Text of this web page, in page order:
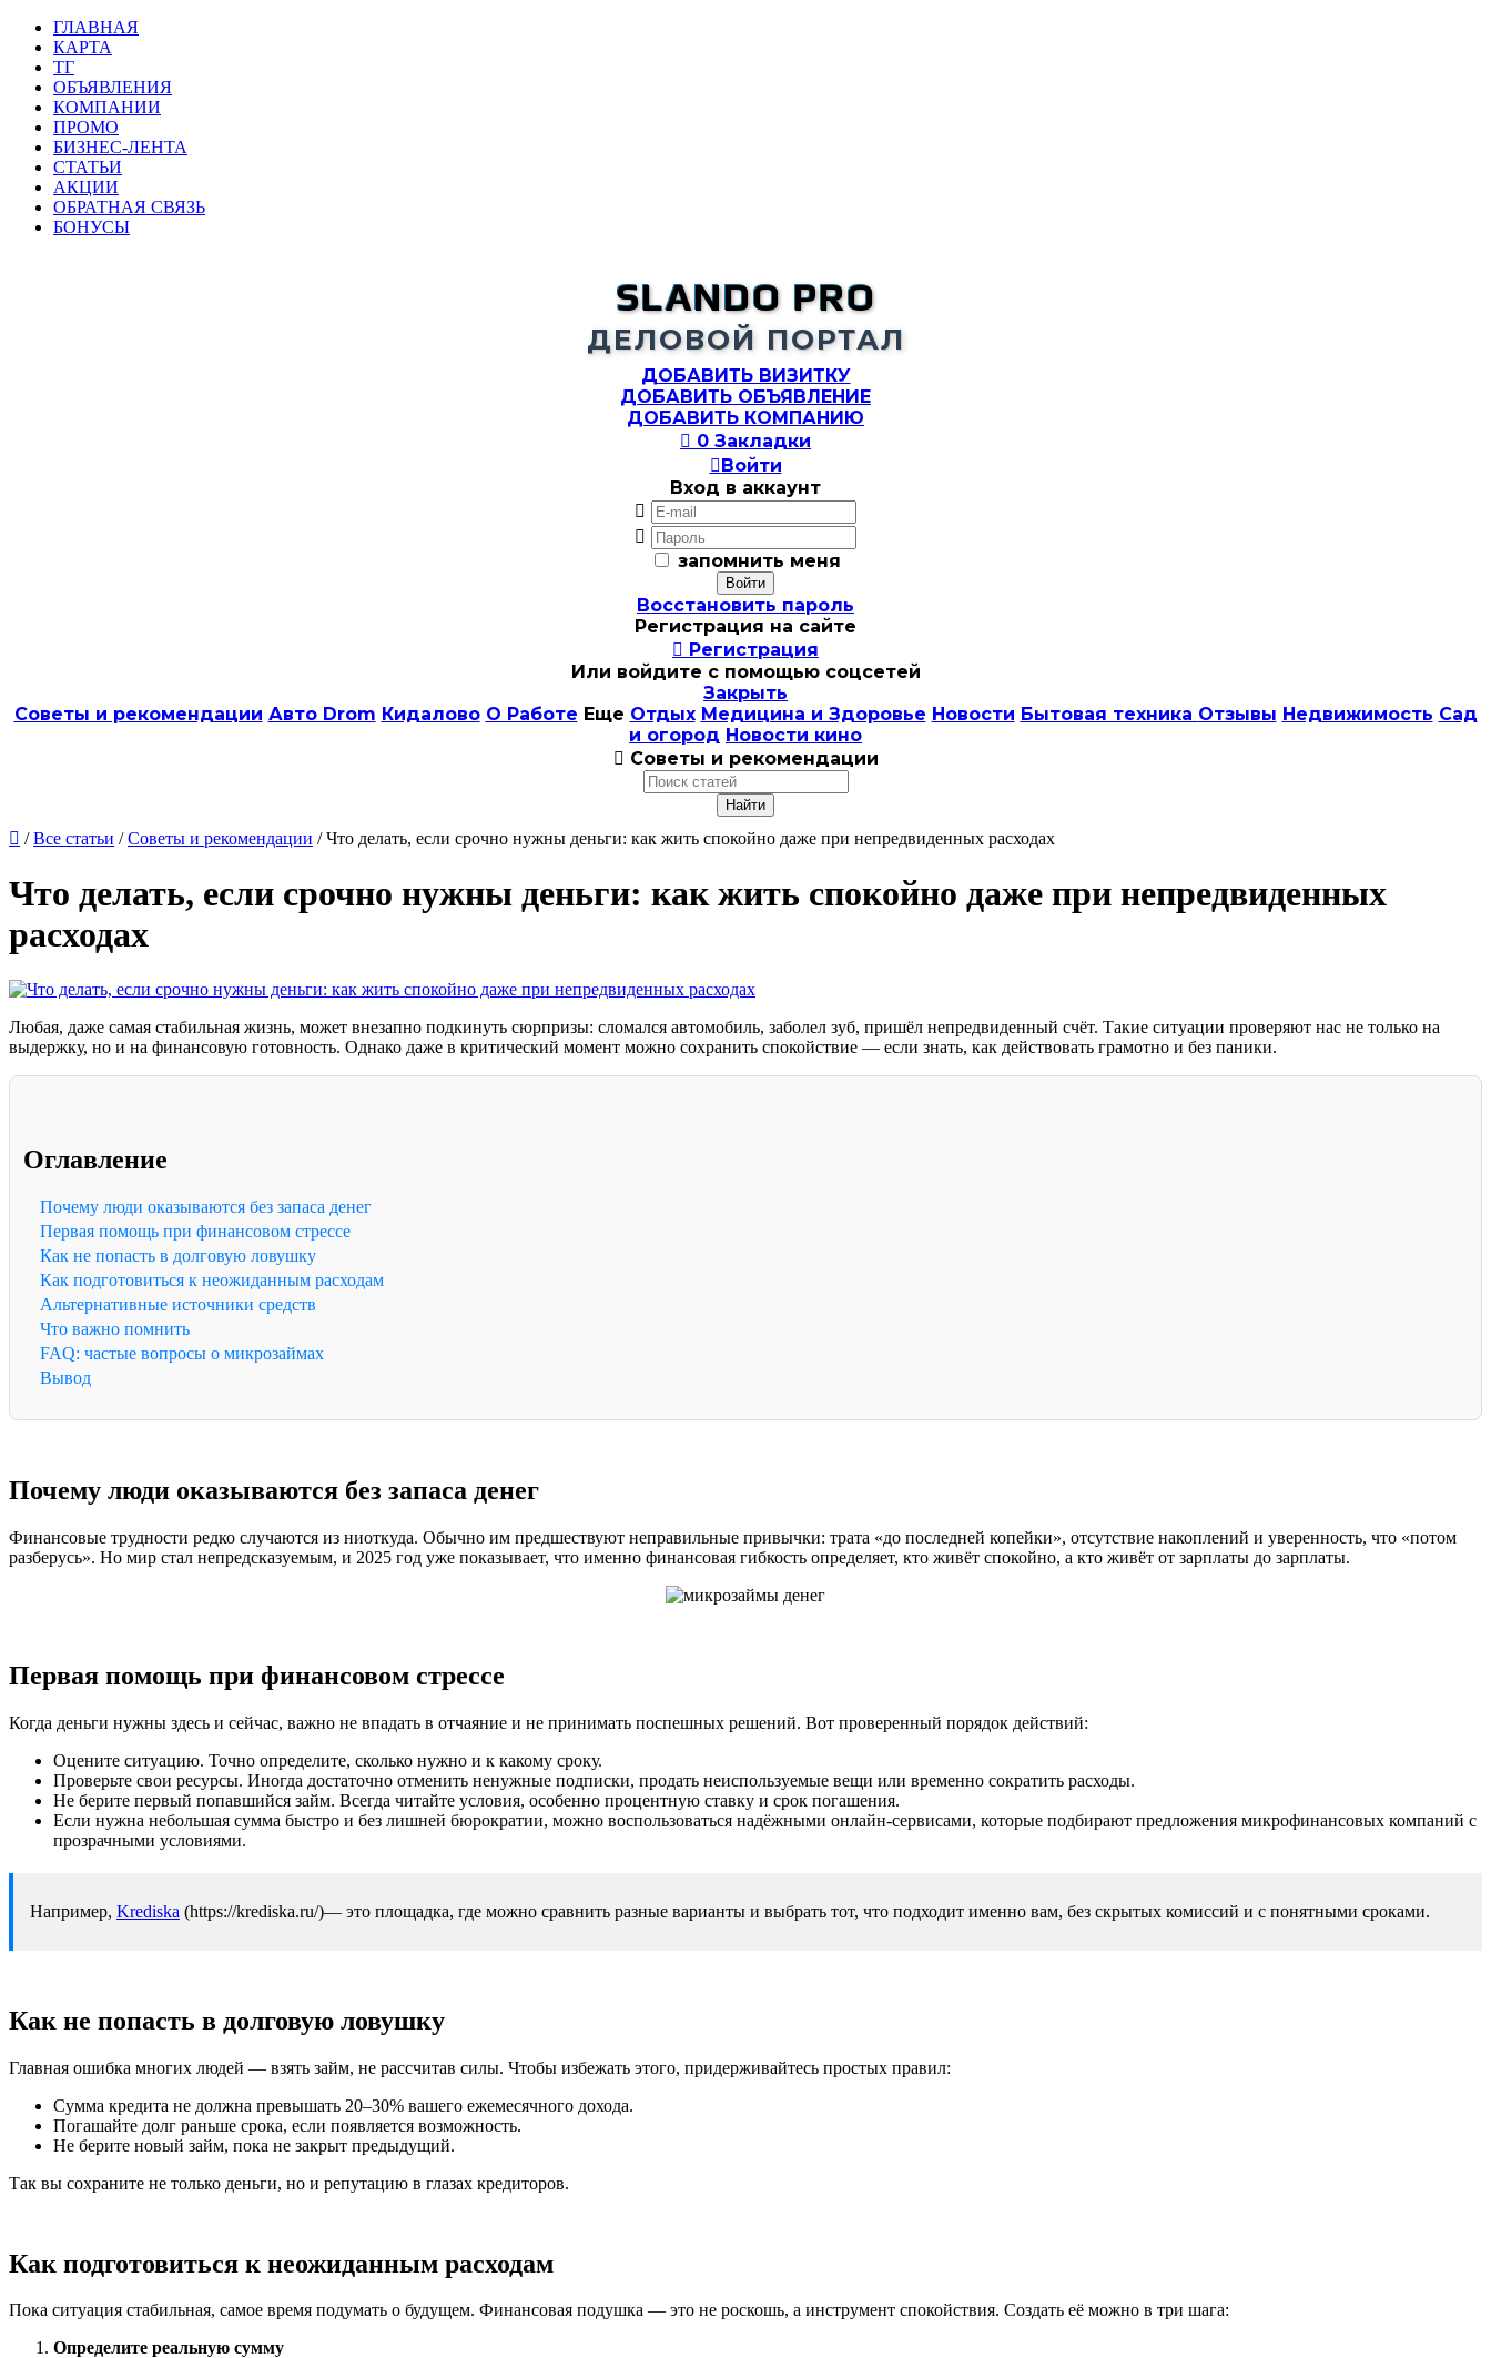
ГЛАВНАЯ
КАРТА
ТГ
ОБЪЯВЛЕНИЯ
КОМПАНИИ
ПРОМО
БИЗНЕС-ЛЕНТА
СТАТЬИ
АКЦИИ
ОБРАТНАЯ СВЯЗЬ
БОНУСЫ
SLANDO PRO
ДЕЛОВОЙ ПОРТАЛ
ДОБАВИТЬ ВИЗИТКУ
ДОБАВИТЬ ОБЪЯВЛЕНИЕ
ДОБАВИТЬ КОМПАНИЮ
 0 Закладки
Войти
Вход в аккаунт


запомнить меня
Восстановить пароль
Регистрация на сайте
 Регистрация
Или войдите с помощью соцсетей
Закрыть
Советы и рекомендации Авто Drom Кидалово О Работе Еще Отдых Медицина и Здоровье Новости Бытовая техника Отзывы Недвижимость Сад
и огород Новости кино
 Советы и рекомендации
 /Все статьи /Советы и рекомендации / Что делать, если срочно нужны деньги: как жить спокойно даже при непредвиденных расходах
Что делать, если срочно нужны деньги: как жить спокойно даже при непредвиденных
расходах
Любая, даже самая стабильная жизнь, может внезапно подкинуть сюрпризы: сломался автомобиль, заболел зуб, пришёл непредвиденный счёт. Такие ситуации проверяют нас не только на
выдержку, но и на финансовую готовность. Однако даже в критический момент можно сохранить спокойствие — если знать, как действовать грамотно и без паники.
Оглавление
Почему люди оказываются без запаса денег
Первая помощь при финансовом стрессе
Как не попасть в долговую ловушку
Как подготовиться к неожиданным расходам
Альтернативные источники средств
Что важно помнить
FAQ: частые вопросы о микрозаймах
Вывод
Почему люди оказываются без запаса денег
Финансовые трудности редко случаются из ниоткуда. Обычно им предшествуют неправильные привычки: трата «до последней копейки», отсутствие накоплений и уверенность, что «потом
разберусь». Но мир стал непредсказуемым, и 2025 год уже показывает, что именно финансовая гибкость определяет, кто живёт спокойно, а кто живёт от зарплаты до зарплаты.
Первая помощь при финансовом стрессе
Когда деньги нужны здесь и сейчас, важно не впадать в отчаяние и не принимать поспешных решений. Вот проверенный порядок действий:
Оцените ситуацию. Точно определите, сколько нужно и к какому сроку.
Проверьте свои ресурсы. Иногда достаточно отменить ненужные подписки, продать неиспользуемые вещи или временно сократить расходы.
Не берите первый попавшийся займ. Всегда читайте условия, особенно процентную ставку и срок погашения.
Если нужна небольшая сумма быстро и без лишней бюрократии, можно воспользоваться надёжными онлайн-сервисами, которые подбирают предложения микрофинансовых компаний с
прозрачными условиями.
Например, Krediska (https://krediska.ru/)— это площадка, где можно сравнить разные варианты и выбрать тот, что подходит именно вам, без скрытых комиссий и с понятными сроками.
Как не попасть в долговую ловушку
Главная ошибка многих людей — взять займ, не рассчитав силы. Чтобы избежать этого, придерживайтесь простых правил:
Сумма кредита не должна превышать 20–30% вашего ежемесячного дохода.
Погашайте долг раньше срока, если появляется возможность.
Не берите новый займ, пока не закрыт предыдущий.
Так вы сохраните не только деньги, но и репутацию в глазах кредиторов.
Как подготовиться к неожиданным расходам
Пока ситуация стабильная, самое время подумать о будущем. Финансовая подушка — это не роскошь, а инструмент спокойствия. Создать её можно в три шага:
Определите реальную сумму